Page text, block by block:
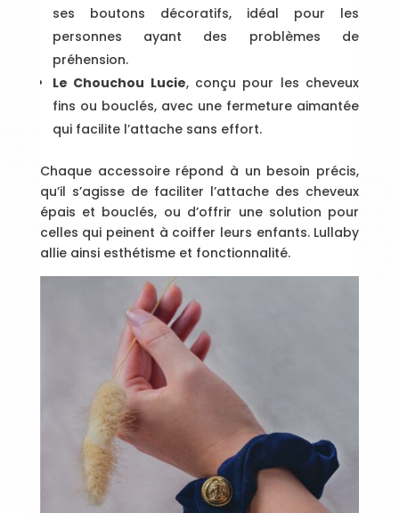
ses boutons décoratifs, idéal pour les
personnes ayant des problèmes de
préhension.
Le Chouchou Lucie, conçu pour les cheveux
fins ou bouclés, avec une fermeture aimantée
qui facilite l’attache sans effort.
Chaque accessoire répond à un besoin précis,
qu’il s’agisse de faciliter l’attache des cheveux
épais et bouclés, ou d’offrir une solution pour
celles qui peinent à coiffer leurs enfants. Lullaby
allie ainsi esthétisme et fonctionnalité.